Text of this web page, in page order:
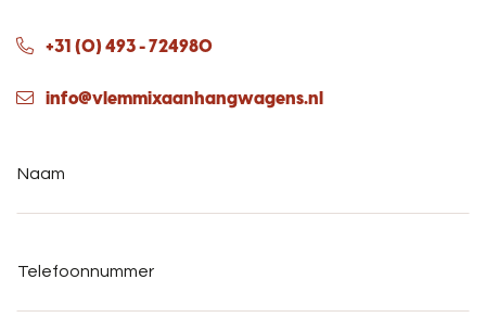
+31 (0) 493 - 724980
info@vlemmixaanhangwagens.nl